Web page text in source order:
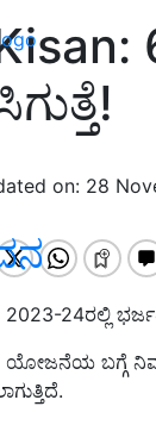
on: 28
24ರಲ್ಲಿ
ಬಗ್ಗೆ